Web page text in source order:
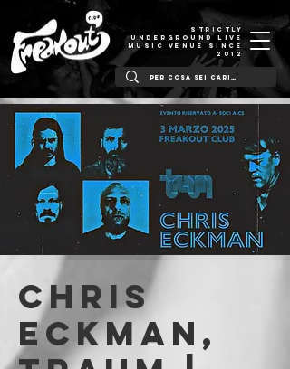
STRICTLY
UNDERGROUND LIVE
MUSIC VENUE SINCE
2012
Chris
Eckman,